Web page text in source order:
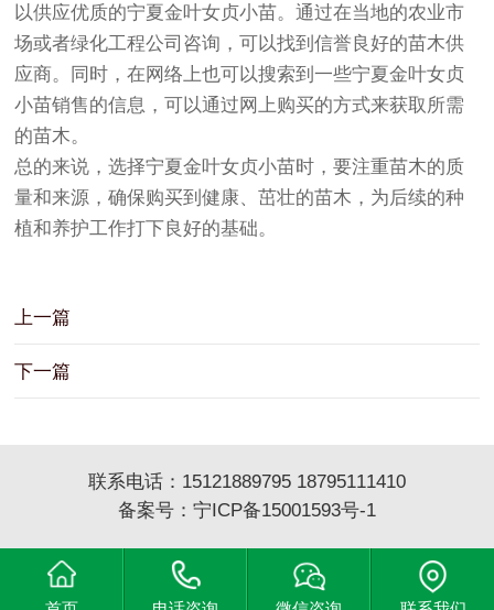
以供应优质的宁夏金叶女贞小苗。通过在当地的农业市
场或者绿化工程公司咨询，可以找到信誉良好的苗木供
应商。同时，在网络上也可以搜索到一些宁夏金叶女贞
小苗销售的信息，可以通过网上购买的方式来获取所需
的苗木。
总的来说，选择宁夏金叶女贞小苗时，要注重苗木的质
量和来源，确保购买到健康、茁壮的苗木，为后续的种
植和养护工作打下良好的基础。
上一篇
下一篇
联系电话：15121889795 18795111410
备案号： 宁ICP备15001593号-1